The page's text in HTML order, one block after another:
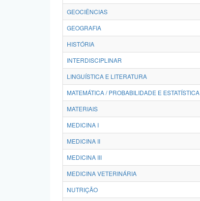
GEOCIÊNCIAS
GEOGRAFIA
HISTÓRIA
INTERDISCIPLINAR
LINGUÍSTICA E LITERATURA
MATEMÁTICA / PROBABILIDADE E ESTATÍSTICA
MATERIAIS
MEDICINA I
MEDICINA II
MEDICINA III
MEDICINA VETERINÁRIA
NUTRIÇÃO